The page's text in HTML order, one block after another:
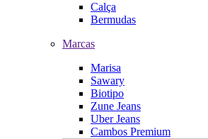
Calça
Bermudas
Marcas
Marisa
Sawary
Biotipo
Zune Jeans
Uber Jeans
Cambos Premium